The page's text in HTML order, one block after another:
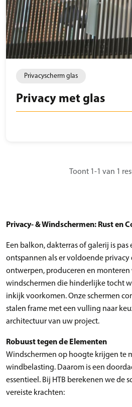
Privacyscherm glas
Privacy met glas
Toont 1-1 van 1
Privacy- & Windschermen: Rust en
Een balkon, dakterras of galerij is pas
ontspannen als er voldoende privacy
ontwerpen, produceren en monteren
windschermen die hinderlijke tocht
inkijk voorkomen. Onze schermen
stalen frame met een vulling naar
architectuur van uw project.
Robuust tegen de Elementen
Windschermen op hoogte krijgen te
windbelasting. Daarom is een
essentieel. Bij HTB berekenen we de
vereiste krachten: